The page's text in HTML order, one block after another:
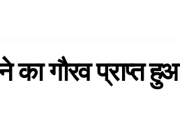
का गौरव प्राप्त